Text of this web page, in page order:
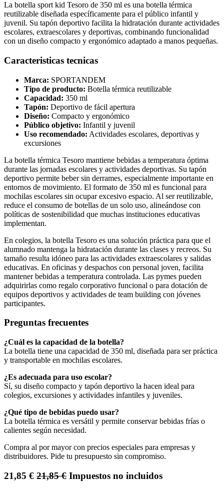
La botella sport kid Tesoro de 350 ml es una botella térmica
reutilizable diseñada específicamente para el público infantil y
juvenil. Su tapón deportivo facilita la hidratación durante actividades
escolares, extraescolares y deportivas, combinando funcionalidad
con un diseño compacto y ergonómico adaptado a manos pequeñas.
Caracteristicas tecnicas
Marca: SPORTANDEM
Tipo de producto: Botella térmica reutilizable
Capacidad: 350 ml
Tapón: Deportivo de fácil apertura
Diseño: Compacto y ergonómico
Público objetivo: Infantil y juvenil
Uso recomendado: Actividades escolares, deportivas y
excursiones
La botella térmica Tesoro mantiene bebidas a temperatura óptima
durante las jornadas escolares y actividades deportivas. Su tapón
deportivo permite beber sin derrames, especialmente importante en
entornos de movimiento. El formato de 350 ml es funcional para
mochilas escolares sin ocupar excesivo espacio. Al ser reutilizable,
reduce el consumo de botellas de un solo uso, alineándose con
políticas de sostenibilidad que muchas instituciones educativas
implementan.
En colegios, la botella Tesoro es una solución práctica para que el
alumnado mantenga la hidratación durante las clases y recreos. Su
tamaño resulta idóneo para las actividades extraescolares y salidas
educativas. En oficinas y despachos con personal joven, facilita
mantener bebidas a temperatura controlada. Las pymes pueden
adquirirlas como regalo corporativo funcional o para dotación de
equipos deportivos y actividades de team building con jóvenes
participantes.
Preguntas frecuentes
¿Cuál es la capacidad de la botella?
La botella tiene una capacidad de 350 ml, diseñada para ser práctica
y transportable en mochilas escolares.
¿Es adecuada para uso escolar?
Sí, su diseño compacto y tapón deportivo la hacen ideal para
colegios, excursiones y actividades infantiles y juveniles.
¿Qué tipo de bebidas puedo usar?
La botella térmica es versátil y permite conservar bebidas frías o
calientes según necesidad.
Compra al por mayor con precios especiales para empresas y
distribuidores. Pide tu presupuesto sin compromiso.
21,85 € 21,85€ Impuestos no incluidos